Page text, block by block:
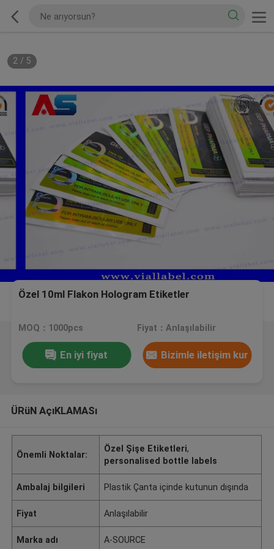
2/ 5
Özel 10ml Flakon Hologram Etiketler
MOQ：1000pcs Fiyat：Anlaşılabilir
En iyi fiyat Bizimle iletişim kur
ÜRüN AçıKLAMASı
Önemli Noktalar:
Özel Şişe Etiketleri,
personalised bottle labels
Ambalaj bilgileri Plastik Çanta içinde kutunun dışında
Fiyat Anlaşılabilir
Marka adı A-SOURCE